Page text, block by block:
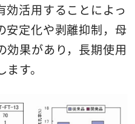
効活用することによっ
安定化や剥離抑制，母
効果があり，長期使用
す。